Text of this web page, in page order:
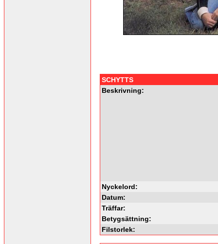
SCHYTTS
Beskrivning:
Nyckelord:
Datum:
Träffar:
Betygsättning:
Filstorlek: